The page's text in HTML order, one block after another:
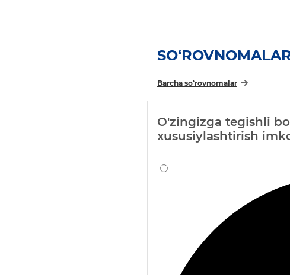
Barcha so‘rovnomalar
O'zingizga tegishli
xususiylashtirish